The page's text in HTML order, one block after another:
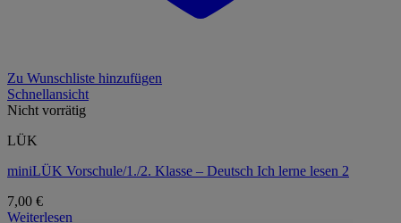
Zu Wunschliste hinzufügen
Schnellansicht
Nicht vorrätig
LÜK
miniLÜK Vorschule/1./2. Klasse – Deutsch Ich lerne lesen 2
7,00 €
Weiterlesen